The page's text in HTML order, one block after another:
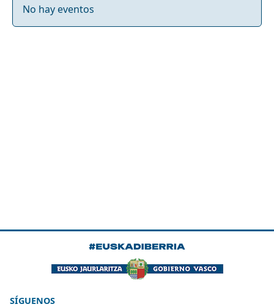
No hay eventos
SÍGUENOS